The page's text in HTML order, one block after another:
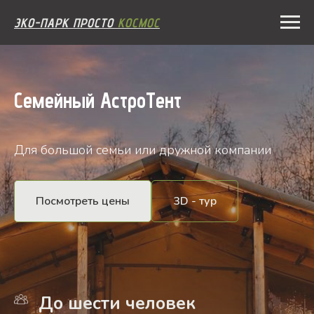
ЭКО-ПАРК ПРОСТОКОСМОС
Семейный АстроТент
Для большой семьи или дружной компании
Посмотреть цены 3D - тур
До шести человек